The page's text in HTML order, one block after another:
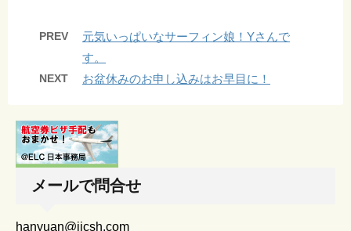
PREV
元気いっぱいなサーフィン娘！Yさんで
す。
NEXT お盆休みのお申し込みはお早目に！
メールで問合せ
hanyuan@jicsh.com